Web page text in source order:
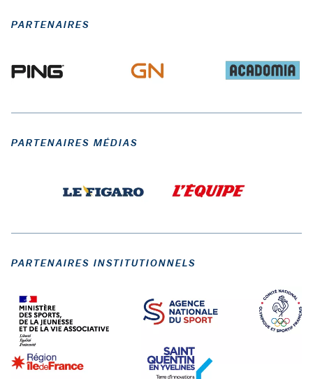
PARTENAIRES
PARTENAIRES MÉDIAS
PARTENAIRES INSTITUTIONNELS